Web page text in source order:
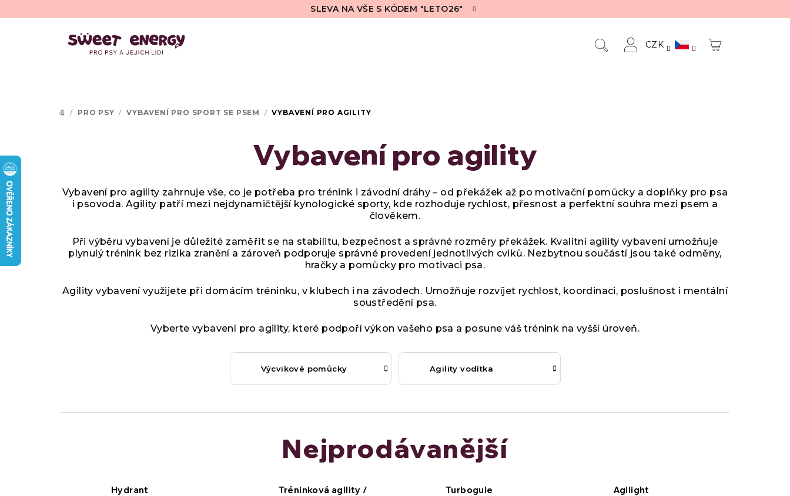
na
SLEVA NA VŠE S KÓDEM "LETO26"
CZK
NÁKUPNÍ
DOMŮ
/ PRO PSY / VYBAVENÍ PRO SPORT SE PSEM / VYBAVENÍ PRO AGILITY
Vybavení pro agility
Vybavení pro agility zahrnuje vše, co je potřeba pro trénink i závodní dráhy – od překážek až po motivační pomůcky a doplňky pro psa
i psovoda. Agility patří mezi nejdynamičtější kynologické sporty, kde rozhoduje rychlost, přesnost a perfektní souhra mezi psem a
člověkem.
Při výběru vybavení je důležité zaměřit se na stabilitu, bezpečnost a správné rozměry překážek. Kvalitní agility vybavení umožňuje
plynulý trénink bez rizika zranění a zároveň podporuje správné provedení jednotlivých cviků. Nezbytnou součástí jsou také odměny,
hračky a pomůcky pro motivaci psa.
Agility vybavení využijete při domácím tréninku, v klubech i na závodech. Umožňuje rozvíjet rychlost, koordinaci, poslušnost i mentální
soustředění psa.
Vyberte vybavení pro agility, které podpoří výkon vašeho psa a posune váš trénink na vyšší úroveň.
Výcvikové pomůcky Agility vodítka
Nejprodávanější
Hydrant
Tréninková agility /
Turbogule Agilight